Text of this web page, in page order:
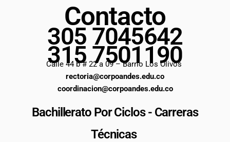
Contacto
305 7045642
315 7501190
Calle 44 b # 22 a 09 – Barrio Los Olivos
rectoria@corpoandes.edu.co
coordinacion@corpoandes.edu.co
Bachillerato Por Ciclos - Carreras
Técnicas